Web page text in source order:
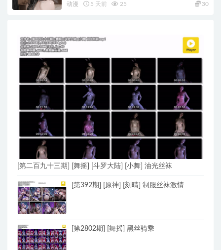
动漫 5 天前 25 30
[第二百九十三期] [舞摇] [斗罗大陆] [小舞] 油光丝袜
[第392期] [原神] [刻晴] 制服丝袜激情
[第2802期] [舞摇] 黑丝骑乘